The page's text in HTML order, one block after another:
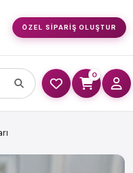
ÖZEL SIPARIŞ OLUŞTUR
0